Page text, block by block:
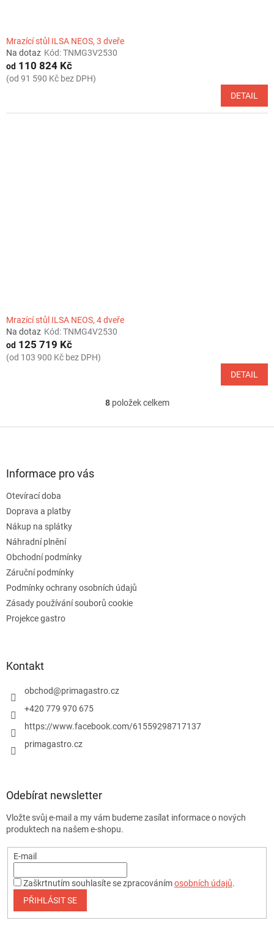
Mrazící stůl ILSA NEOS, 3 dveře
Na dotaz Kód:TNMG3V2530
od 110 824 Kč
(od 91 590 Kč bez DPH)
DETAIL
Mrazící stůl ILSA NEOS, 4 dveře
Na dotaz Kód:TNMG4V2530
od 125 719 Kč
(od 103 900 Kč bez DPH)
DETAIL
O
l
p
i
8položek celkem
Informace pro vás
Otevírací doba
Doprava a platby
Nákup na splátky
Náhradní plnění
Obchodní podmínky
Záruční podmínky
Podmínky ochrany osobních údajů
Zásady používání souborů cookie
Projekce gastro
Kontakt
obchod@primagastro.cz
+420 779 970 675
https://www.facebook.com/61559298717137
primagastro.cz
Odebírat newsletter
Vložte svůj e-mail a my vám budeme zasílat informace o nových
produktech na našem e-shopu.
E-mail
Zaškrtnutím souhlasíte se zpracovánímosobních údajů.
PŘIHLÁSIT SE